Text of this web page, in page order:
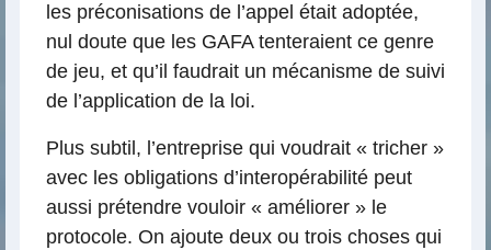
les préconisations de l’appel était adoptée,
nul doute que les GAFA tenteraient ce genre
de jeu, et qu’il faudrait un mécanisme de suivi
de l’application de la loi.
Plus subtil, l’entreprise qui voudrait « tricher »
avec les obligations d’interopérabilité peut
aussi prétendre vouloir « améliorer » le
protocole. On ajoute deux ou trois choses qui